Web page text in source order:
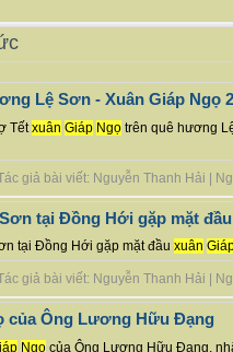
Lệ Sơn - Xuân Giáp Ngọ
Tếtxuân Giáp Ngọ trên quê hương
giả bài viết: Nguyễn Thanh Hải |
tại Đồng Hới gặp mặt
tại Đồng Hới gặp mặt đầu xuân
giả bài viết: Nguyễn Thanh Hải |
của Ông Lương Hữu Đạng
Ngọ của Ông Lương Hữu Đạng,